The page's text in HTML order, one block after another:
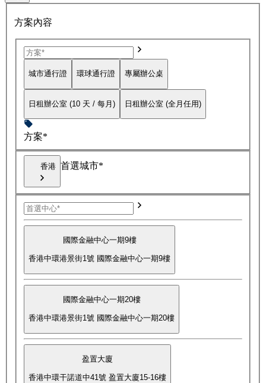
方案內容
城市通行證 環球通行證 專屬辦公桌
日租辦公室 (10 天 / 每月) 日租辦公室 (全月任用)
方案*
香港 首選城市*
國際金融中心一期9樓
香港中環港景街1號 國際金融中心一期9樓
國際金融中心一期20樓
香港中環港景街1號 國際金融中心一期20樓
盈置大廈
香港中環干諾道中41號 盈置大廈15-16樓